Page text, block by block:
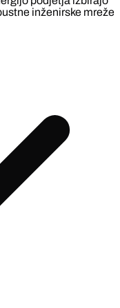
inženirske mreže